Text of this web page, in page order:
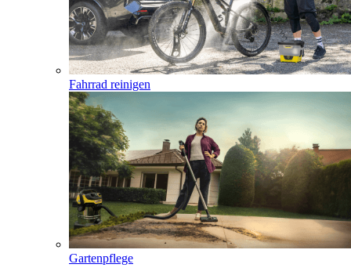
Fahrrad reinigen
Gartenpflege